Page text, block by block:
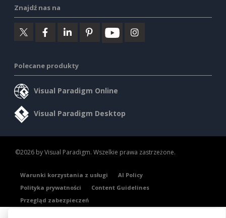
Znajdź nas na
Polecane produkty
Visual Paradigm Online
Visual Paradigm Desktop
©2026 by Visual Paradigm. Wszelkie prawa zastrzeżone.
Warunki korzystania z usługi
AI Policy
Polityka prywatności
Content Guidelines
Przegląd zabezpieczeń